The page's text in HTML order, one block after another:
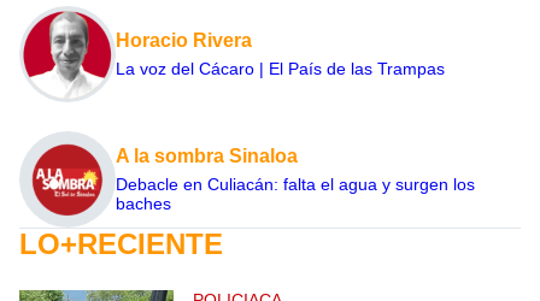
Horacio Rivera
La voz del Cácaro | El País de las Trampas
A la sombra Sinaloa
Debacle en Culiacán: falta el agua y surgen los
baches
LO+RECIENTE